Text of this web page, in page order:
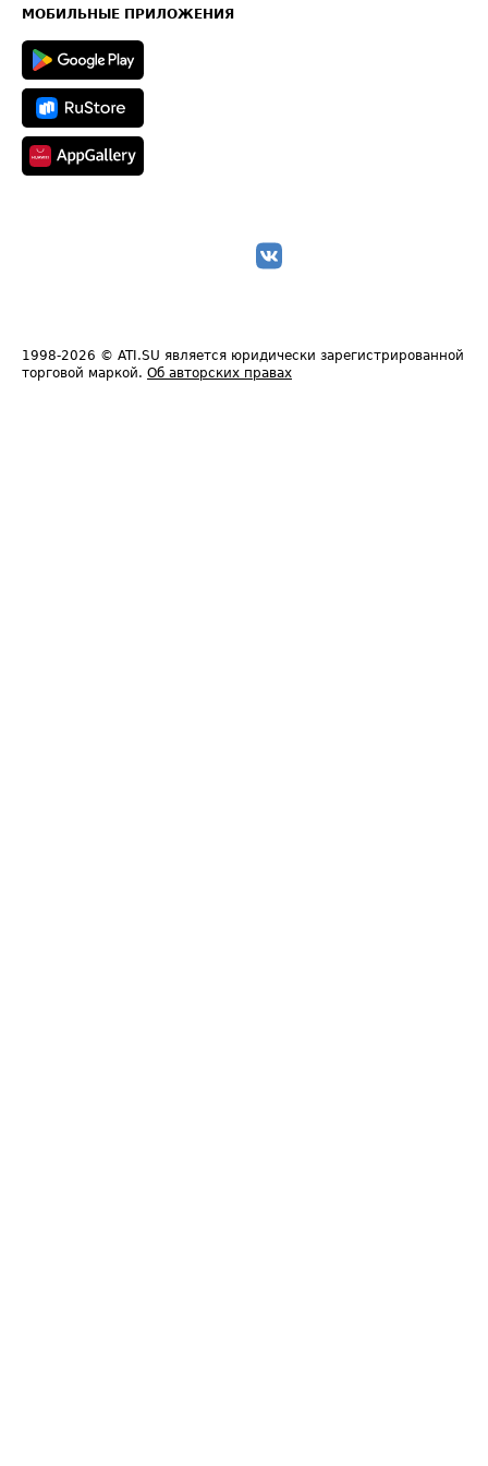
Техническая информация
МОБИЛЬНЫЕ ПРИЛОЖЕНИЯ
1998-2026 © ATI.SU является юридически зарегистрированной
торговой маркой. Об авторских правах